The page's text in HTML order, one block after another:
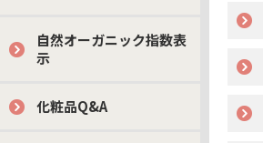
自然オーガニック指数表
示
化粧品Q&A